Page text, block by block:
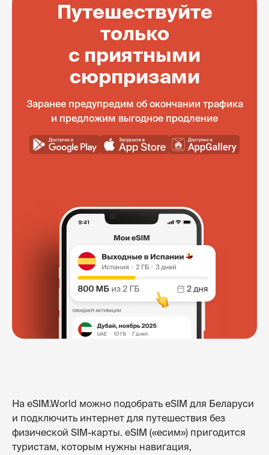
Путешествуйте
только
с приятными
сюрпризами
Заранее предупредим об окончании трафика
и предложим выгодное продление
На eSIM.World можно подобрать eSIM для Беларуси
и подключить интернет для путешествия без
физической SIM-карты. eSIM («есим») пригодится
туристам, которым нужны навигация,